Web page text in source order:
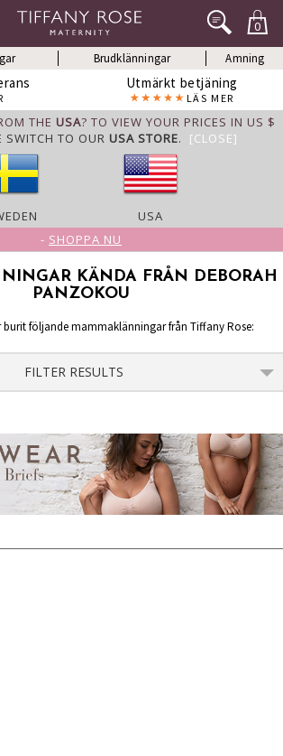
0
Brudklänningar Amning
Utmärkt betjäning
LÄS MER
THE USA? TO VIEW YOUR PRICES IN US $
SWITCH TO OUR USA STORE. [CLOSE]
USA
- SHOPPA NU
KÄNDA FRÅN DEBORAH
PANZOKOU
följande mammaklänningar från Tiffany Rose:
FILTER RESULTS